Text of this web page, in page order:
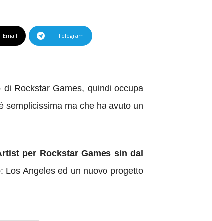
Email Telegram
Rockstar Games, quindi occupa
semplicissima ma che ha avuto un
per Rockstar Games sin dal
Los Angeles ed un nuovo progetto